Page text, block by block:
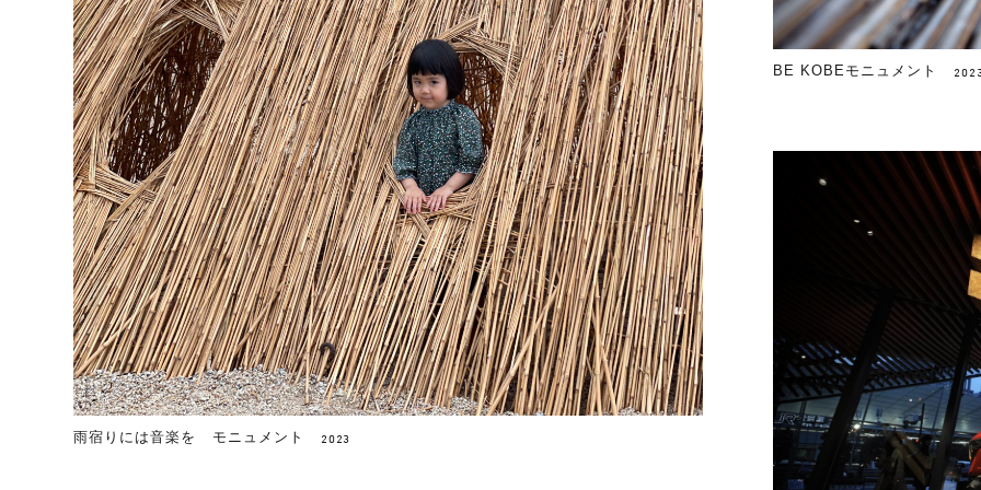
雨宿りには音楽を モニュメント 2023
BE KOBEモニュメント